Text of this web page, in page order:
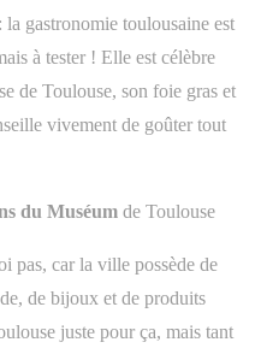
: la gastronomie toulousaine est
à tester ! Elle est célèbre
de Toulouse, son foie gras et
vivement de goûter tout
du Muséum de Toulouse
pas, car la ville possède de
de bijoux et de produits
juste pour ça, mais tant